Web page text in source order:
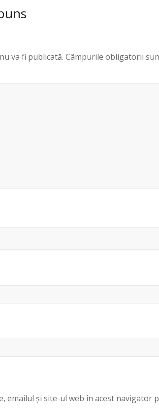
va fi publicată. Câmpurile obligatorii
emailul și site-ul web în acest navigator